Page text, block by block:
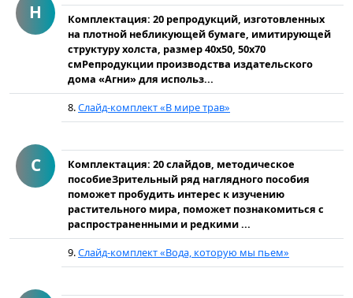
Н
Комплектация: 20 репродукций, изготовленных
на плотной небликующей бумаге, имитирующей
структуру холста, размер 40x50, 50х70
смРепродукции производства издательского
дома «Агни» для использ...
С
8.Слайд-комплект «В мире трав»
Комплектация: 20 слайдов, методическое
пособиеЗрительный ряд наглядного пособия
поможет пробудить интерес к изучению
растительного мира, поможет познакомиться с
распространенными и редкими ...
9.Слайд-комплект «Вода, которую мы пьем»